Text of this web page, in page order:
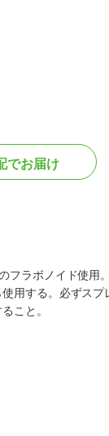
でお届け
ラボノイド使用
用する。必ずスプ
こと。